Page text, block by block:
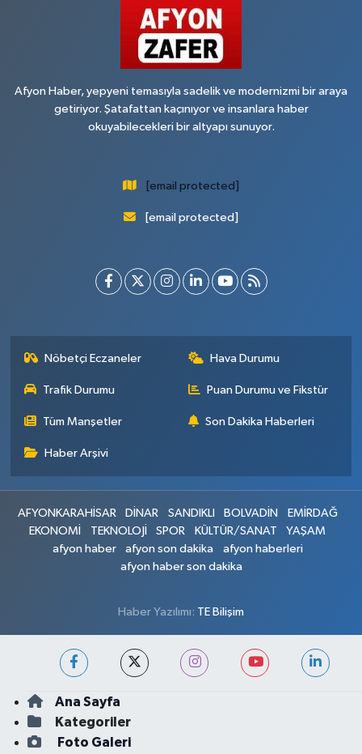
Afyon Haber, yepyeni temasıyla sadelik ve modernizmi bir araya
getiriyor. Şatafattan kaçınıyor ve insanlara haber
okuyabilecekleri bir altyapı sunuyor.
[email protected]
[email protected]
Nöbetçi Eczaneler Hava Durumu
Trafik Durumu Puan Durumu ve Fikstür
Tüm Manşetler Son Dakika Haberleri
Haber Arşivi
AFYONKARAHİSAR DİNAR SANDIKLI BOLVADİN
EMİRDAĞ
EKONOMİ
TEKNOLOJİ SPOR KÜLTÜR/SANAT
YAŞAM
afyon haber
afyon son dakika
afyon haberleri
afyon haber son dakika
Haber Yazılımı: TE Bilişim
Ana Sayfa
Kategoriler
Foto Galeri